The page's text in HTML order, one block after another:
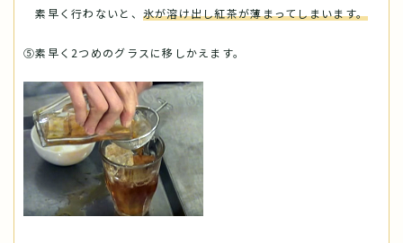
素早く行わないと、 氷が溶け出し紅茶が薄まってしまいます。
⑤素早く2つめのグラスに移しかえます。